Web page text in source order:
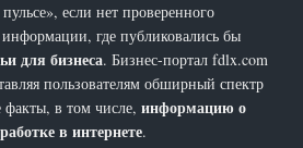
если нет проверенного
где публиковались бы
для бизнеса. Бизнес-портал fdlx.com
пользователям обширный спектр
факты, в том числе,информацию о
в интернете.